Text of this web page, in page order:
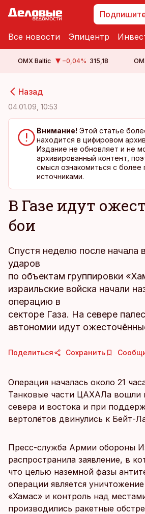
Все новости Эпицентр
OMX Baltic −0,04% 315,18
Назад
04.01.09, 10:53
Внимание! Этой статье
находится в цифировом
Издание не обновляет и не
архивированный контент,
смысл ознакомиться с более
источниками.
В Газе идут
бои
Спустя неделю после начала
ударов
по объектам группировки
израильские войска начали
операцию в
секторе Газа. На севере
автономии идут
Поделиться Сохранить
Операция началась около 21
Танковые части ЦАХАЛа вошли
севера и востока и при
вертолётов двинулись к Бейт-
Пресс-служба Армии обороны
распространила заявление, в
что целью наземной фазы
операции является
«Хамас» и контроль над
производились ракетные